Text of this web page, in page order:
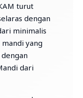
turut
dengan
minimalis
yang
dari